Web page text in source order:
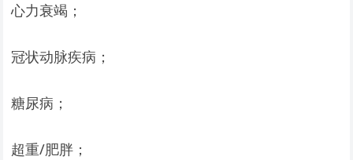
心力衰竭；
冠状动脉疾病；
糖尿病；
超重/肥胖；